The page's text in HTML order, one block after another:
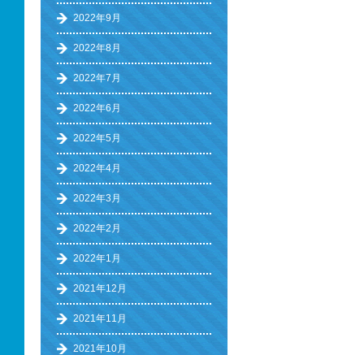
2022年9月
2022年8月
2022年7月
2022年6月
2022年5月
2022年4月
2022年3月
2022年2月
2022年1月
2021年12月
2021年11月
2021年10月